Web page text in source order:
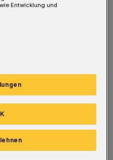
Entwicklung und